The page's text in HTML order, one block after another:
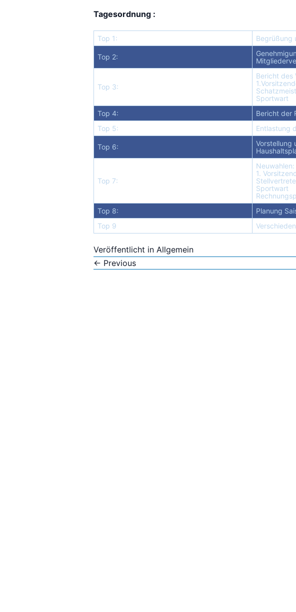
Tagesordnung :
Top 1: Begrüßung
Top 2:
Top 3:
Bericht des
Sportwart
Top 4:
Bericht der
Top 5:
Entlastung
Top 6:
Vorstellung
Top 7:
Neuwahlen:
1.
Sportwart
Top 8:
Planung
Top 9
Veröffentlicht in Allgemein
← Previous